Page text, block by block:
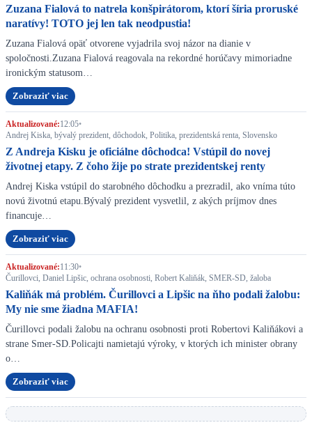
Zuzana Fialová to natrela konšpirátorom, ktorí šíria proruské
naratívy! TOTO jej len tak neodpustia!
Zuzana Fialová opäť otvorene vyjadrila svoj názor na dianie v
spoločnosti.Zuzana Fialová reagovala na rekordné horúčavy mimoriadne
ironickým statusom…
Zobraziť viac
Aktualizované:12:05•
Andrej Kiska, bývalý prezident, dôchodok, Politika, prezidentská renta, Slovensko
Z Andreja Kisku je oficiálne dôchodca! Vstúpil do novej
životnej etapy. Z čoho žije po strate prezidentskej renty
Andrej Kiska vstúpil do starobného dôchodku a prezradil, ako vníma túto
novú životnú etapu.Bývalý prezident vysvetlil, z akých príjmov dnes
financuje…
Zobraziť viac
Aktualizované:11:30•
Čurillovci, Daniel Lipšic, ochrana osobnosti, Robert Kaliňák, SMER-SD, žaloba
Kaliňák má problém. Čurillovci a Lipšic na ňho podali žalobu:
My nie sme žiadna MAFIA!
Čurillovci podali žalobu na ochranu osobnosti proti Robertovi Kaliňákovi a
strane Smer-SD.Policajti namietajú výroky, v ktorých ich minister obrany
o…
Zobraziť viac